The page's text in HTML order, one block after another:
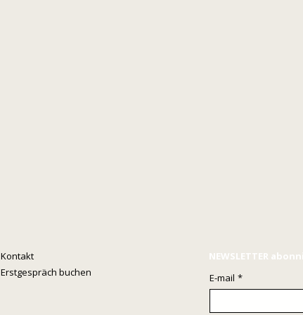
Kontakt
Erstgespräch buchen
NEWSLETTER
E-mail *